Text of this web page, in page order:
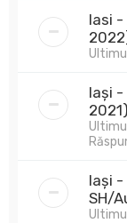
Iasi
Iași -
2021)
Iași -
SH/